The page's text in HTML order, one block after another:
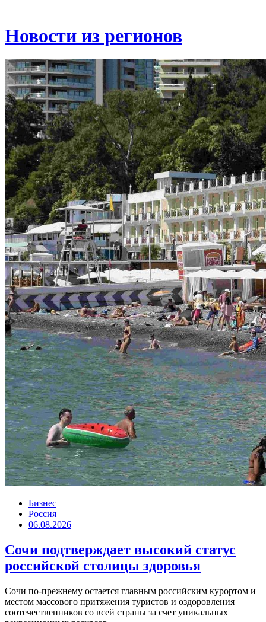
Новости из регионов
Бизнес
Россия
06.08.2026
Сочи подтверждает высокий статус
российской столицы здоровья
Сочи по-прежнему остается главным российским курортом и
местом массового притяжения туристов и оздоровления
соотечественников со всей страны за счет уникальных